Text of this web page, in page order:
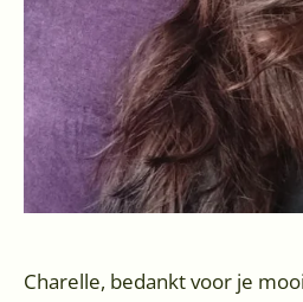
Charelle, bedankt voor je